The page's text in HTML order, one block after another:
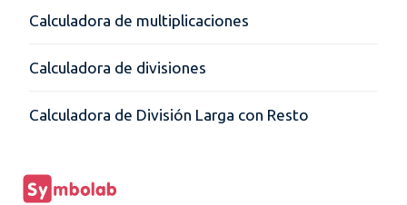
Calculadora de multiplicaciones
Calculadora de divisiones
Calculadora de División Larga con Resto